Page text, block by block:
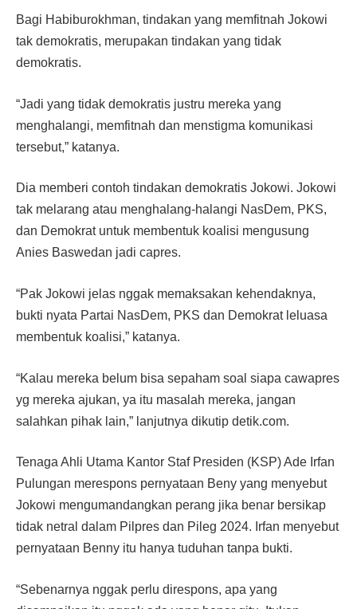
Bagi Habiburokhman, tindakan yang memfitnah Jokowi
tak demokratis, merupakan tindakan yang tidak
demokratis.
“Jadi yang tidak demokratis justru mereka yang
menghalangi, memfitnah dan menstigma komunikasi
tersebut,” katanya.
Dia memberi contoh tindakan demokratis Jokowi. Jokowi
tak melarang atau menghalang-halangi NasDem, PKS,
dan Demokrat untuk membentuk koalisi mengusung
Anies Baswedan jadi capres.
“Pak Jokowi jelas nggak memaksakan kehendaknya,
bukti nyata Partai NasDem, PKS dan Demokrat leluasa
membentuk koalisi,” katanya.
“Kalau mereka belum bisa sepaham soal siapa cawapres
yg mereka ajukan, ya itu masalah mereka, jangan
salahkan pihak lain,” lanjutnya dikutip detik.com.
Tenaga Ahli Utama Kantor Staf Presiden (KSP) Ade Irfan
Pulungan merespons pernyataan Beny yang menyebut
Jokowi mengumandangkan perang jika benar bersikap
tidak netral dalam Pilpres dan Pileg 2024. Irfan menyebut
pernyataan Benny itu hanya tuduhan tanpa bukti.
“Sebenarnya nggak perlu direspons, apa yang